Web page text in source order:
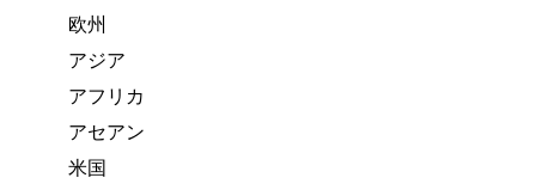
欧州
アジア
アフリカ
アセアン
米国